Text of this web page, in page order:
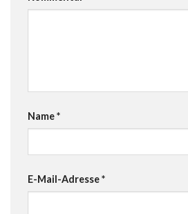
Name*
E-Mail-Adresse*